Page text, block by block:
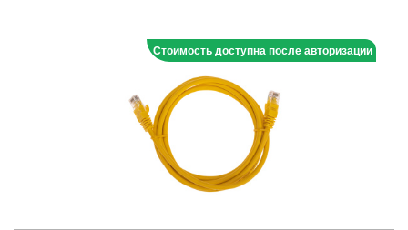
Стоимость доступна после авторизации